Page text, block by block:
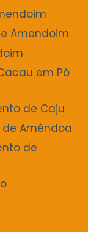
Amendoim
em Pó
de Caju
Amêndoa
de